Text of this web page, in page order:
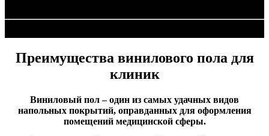
Преимущества винилового пола для
клиник
Виниловый пол – один из самых удачных видов
напольных покрытий, оправданных для оформления
помещений медицинской сферы.